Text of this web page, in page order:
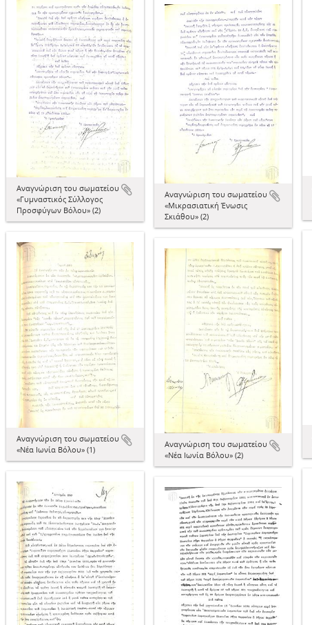
Αναγνώριση του σωματείου
«Γυμναστικός Σύλλογος
Προσφύγων Βόλου» (2)
Αναγνώριση του σωματείου
«Μικρασιατική Ένωσις
Σκιάθου» (2)
Αναγνώριση του σωματείου
«Νέα Ιωνία Βόλου» (1)
Αναγνώριση του σωματείου
«Νέα Ιωνία Βόλου» (2)